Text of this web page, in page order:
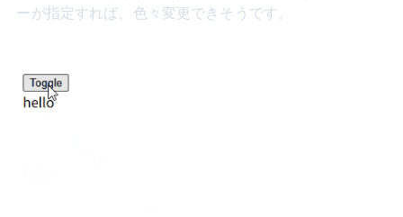
ーが指定すれば、色々変更できそうです。